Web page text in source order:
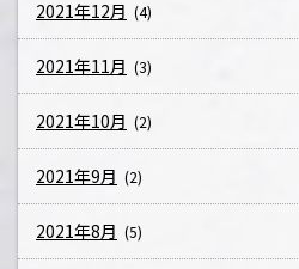
2021年12月 (4)
2021年11月 (3)
2021年10月 (2)
2021年9月 (2)
2021年8月 (5)